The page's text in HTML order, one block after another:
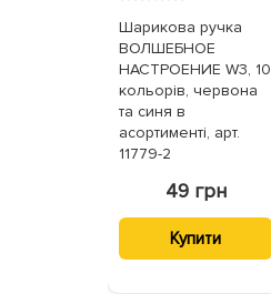
Шарикова ручка
ВОЛШЕБНОЕ
НАСТРОЕНИЕ W3, 10
кольорів, червона
та синя в
асортименті, арт.
11779-2
49 грн
Купити